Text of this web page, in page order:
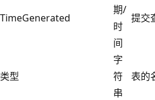
TimeGenerated
期/
时
间
提交
类型
字
符
串
表的